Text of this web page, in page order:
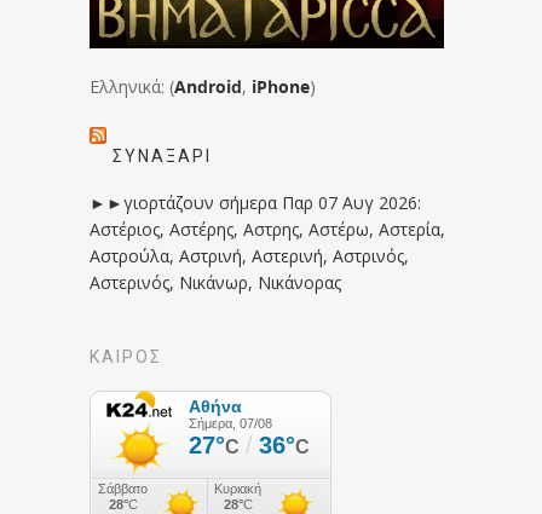
Ελληνικά: (Android, iPhone)
ΣΥΝΑΞΆΡΙ
►►γιορτάζουν σήμερα Παρ 07 Αυγ 2026:
Αστέριος, Αστέρης, Αστρης, Αστέρω, Αστερία,
Αστρούλα, Αστρινή, Αστερινή, Αστρινός,
Αστερινός, Νικάνωρ, Νικάνορας
ΚΑΙΡΟΣ